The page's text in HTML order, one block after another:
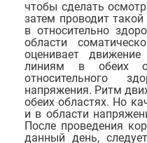
чтобы сделать
затем проводит
в относительно
области
оценивает
линиям в обеих
относительного
напряжения. Ритм
обеих областях. Но
и в области
После проведения
данный день,